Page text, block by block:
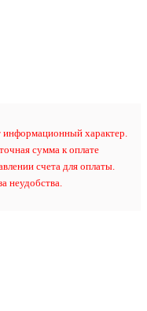
характер.
сумма к оплате
счета для оплаты.
неудобства.